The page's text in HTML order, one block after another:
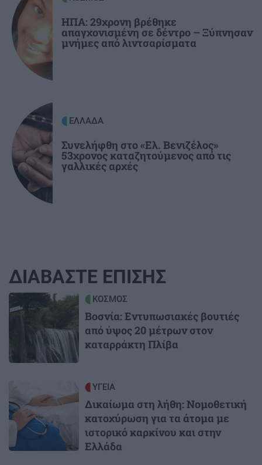
ΣΠΙΤΙ
«Αν το ψυγείο σας δεν παγώνει το καλοκαίρι,
οφείλεται σε αυτό»
ΗΠΑ: 29χρονη βρέθηκε
απαγχονισμένη σε δέντρο – Ξύπνησαν
μνήμες από λιντσαρίσματα
ΕΛΛΑΔΑ
Συνελήφθη στο «Ελ. Βενιζέλος»
53χρονος καταζητούμενος από τις
γαλλικές αρχές
ΔΙΑΒΑΣΤΕ ΕΠΙΣΗΣ
Image ΚΟΣΜΟΣ
Βοσνία: Εντυπωσιακές βουτιές
από ύψος 20 μέτρων στον
καταρράκτη Πλίβα
ΥΓΕΙΑ
Δικαίωμα στη λήθη: Νομοθετική
κατοχύρωση για τα άτομα με
ιστορικό καρκίνου και στην
Ελλάδα